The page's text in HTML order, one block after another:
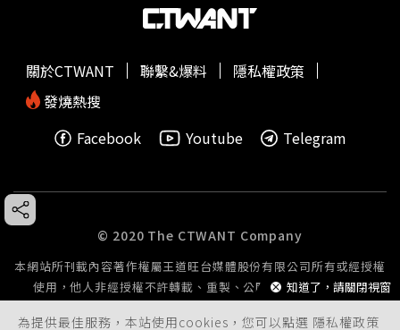
為提供最佳服務，本站使用cookies，您可以點選 隱私權政策
知道了，請關閉視窗
關於CTWANT 聯繫&爆料
隱私權政策
發燒熱搜
Facebook
Youtube Telegram
© 2020 The CTWANT Company
本網站所刊載內容著作權屬王道旺台媒體股份有限公司所有或經授權
使用，他人非經授權不許轉載、重製、公開播送或公開傳輸。